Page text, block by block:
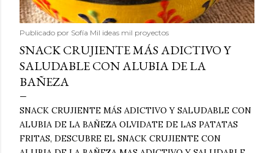
Publicado por Sofía Mil ideas mil proyectos
SNACK CRUJIENTE MÁS ADICTIVO Y
SALUDABLE CON ALUBIA DE LA
BAÑEZA
SNACK CRUJIENTE MÁS ADICTIVO Y SALUDABLE CON
ALUBIA DE LA BAÑEZA OLVIDATE DE LAS PATATAS
FRITAS, DESCUBRE EL SNACK CRUJIENTE CON